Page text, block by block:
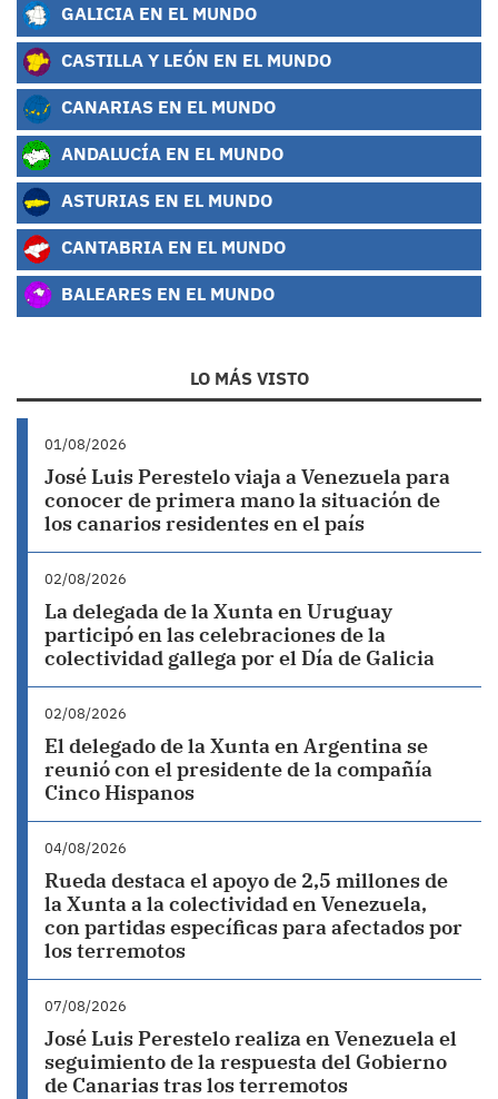
GALICIA EN EL MUNDO
CASTILLA Y LEÓN EN EL MUNDO
CANARIAS EN EL MUNDO
ANDALUCÍA EN EL MUNDO
ASTURIAS EN EL MUNDO
CANTABRIA EN EL MUNDO
BALEARES EN EL MUNDO
LO MÁS VISTO
01/08/2026
José Luis Perestelo viaja a Venezuela para
conocer de primera mano la situación de
los canarios residentes en el país
02/08/2026
La delegada de la Xunta en Uruguay
participó en las celebraciones de la
colectividad gallega por el Día de Galicia
02/08/2026
El delegado de la Xunta en Argentina se
reunió con el presidente de la compañía
Cinco Hispanos
04/08/2026
Rueda destaca el apoyo de 2,5 millones de
la Xunta a la colectividad en Venezuela,
con partidas específicas para afectados por
los terremotos
07/08/2026
José Luis Perestelo realiza en Venezuela el
seguimiento de la respuesta del Gobierno
de Canarias tras los terremotos